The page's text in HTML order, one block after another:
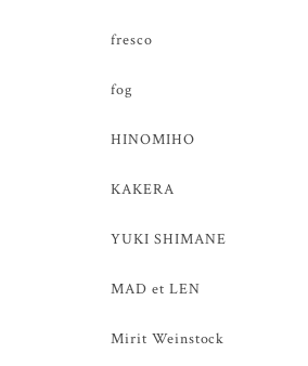
fresco
fog
HINOMIHO
KAKERA
YUKI SHIMANE
MAD et LEN
Mirit Weinstock